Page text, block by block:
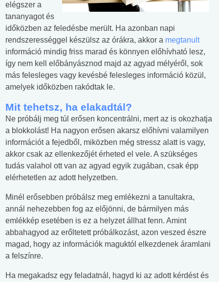
elégszer a
tananyagot és
időközben az feledésbe merült. Ha azonban napi
rendszerességgel készülsz az órákra, akkor a megtanult
információ mindig friss marad és könnyen előhívható lesz,
így nem kell előbányásznod majd az agyad mélyéről, sok
más felesleges vagy kevésbé felesleges információ közül,
amelyek időközben rakódtak le.
Mit tehetsz, ha elakadtál?
Ne próbálj meg túl erősen koncentrálni, mert az is okozhatja
a blokkolást! Ha nagyon erősen akarsz előhívni valamilyen
információt a fejedből, miközben még stressz alatt is vagy,
akkor csak az ellenkezőjét érheted el vele. A szükséges
tudás valahol ott van az agyad egyik zugában, csak épp
elérhetetlen az adott helyzetben.
Minél erősebben próbálsz meg emlékezni a tanultakra,
annál nehezebben fog az előjönni, de bármilyen más
emlékkép esetében is ez a helyzet állhat fenn. Amint
abbahagyod az erőltetett próbálkozást, azon veszed észre
magad, hogy az információk maguktól elkezdenek áramlani
a felszínre.
Ha megakadsz egy feladatnál, hagyd ki az adott kérdést és